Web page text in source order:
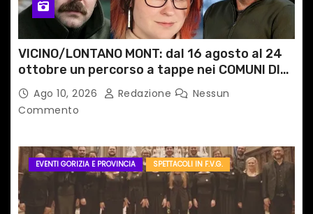
VICINO/LONTANO MONT: dal 16 agosto al 24
ottobre un percorso a tappe nei COMUNI DI
MONTAGNA DEL FVG
Ago 10, 2026 Redazione
Nessun
Commento
EVENTI GORIZIA E PROVINCIA SPETTACOLI IN F.V.G.